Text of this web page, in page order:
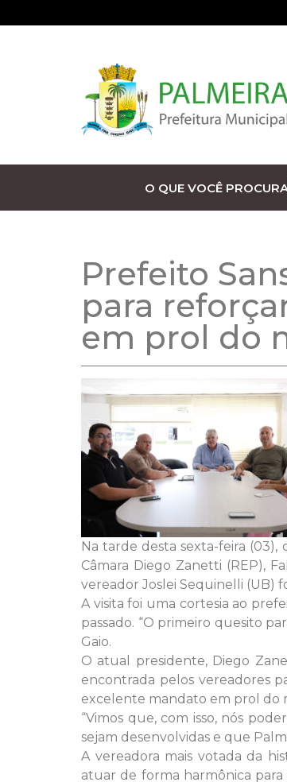
O QUE VOCÊ
Prefeito
para
em prol do
Na tarde desta sexta-feira
Câmara Diego Zanetti (REP),
vereador Joslei Sequinelli (UB)
A visita foi uma cortesia ao
passado. “O primeiro quesito
Gaio.
O atual presidente, Diego
encontrada pelos vereadores
excelente mandato em prol do
“Vimos que, com isso, nós
sejam desenvolvidas e que
A vereadora mais votada da
atuar de forma harmônica para